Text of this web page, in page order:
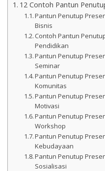
12 Contoh Pantun
Pantun Penutup
Bisnis
Contoh Pantun
Pendidikan
Pantun Penutup
Seminar
Pantun Penutup
Komunitas
Pantun Penutup
Motivasi
Pantun Penutup
Workshop
Pantun Penutup
Kebudayaan
Pantun Penutup
Sosialisasi